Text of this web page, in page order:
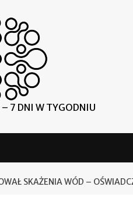
7 DNI W TYGODNIU
SKAŻENIA WÓD –